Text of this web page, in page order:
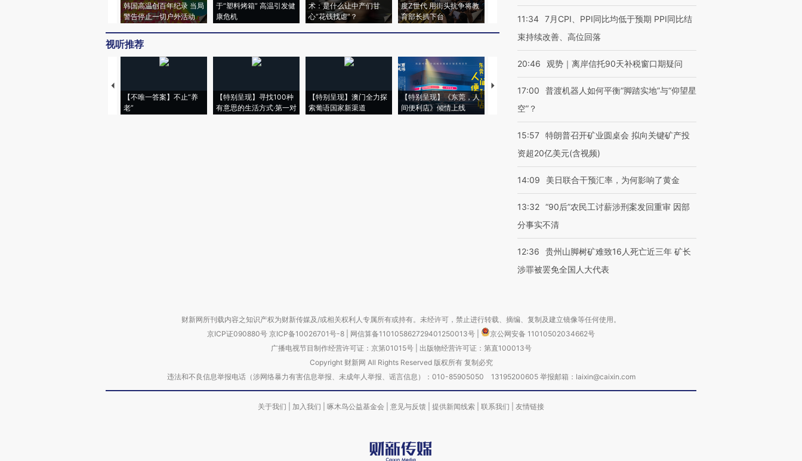
韩国高温创百年纪录 当局
警告停止一切户外活动
于“塑料烤箱” 高温引发健
康危机
术：是什么让中产们甘
心“花钱找虐”？
度Z世代 用街头抗争将教
育部长拱下台
机”？难民潮撕裂西班牙
飞地休达
128毫米 紧急转移近
4000人
雨 3小时累计雨量超80毫
米
视听推荐
【不唯一答案】不止“养
老”
【特别呈现】寻找100种
有意思的生活方式·第一对
【特别呈现】澳门全力探
索葡语国家新渠道
【特别呈现】《东莞，人
间便利店》倾情上线
【推广】走进第四届链博
会，让数智科技“链”接产
【特别呈现】寻找100种
【商旅对话】华住集团
CFO：不靠规模取胜，华
11:34 7月CPI、PPI同比均低于预期 PPI同比结
束持续改善、高位回落
20:46 观势｜离岸信托90天补税窗口期疑问
17:00
普渡机器人如何平衡“脚踏实地”与“仰望星
空”？
15:57 特朗普召开矿业圆桌会 拟向关键矿产投
资超20亿美元(含视频)
14:09 美日联合干预汇率，为何影响了黄金
13:32 “90后”农民工讨薪涉刑案发回重审 因部
分事实不清
12:36
贵州山脚树矿难致16人死亡近三年 矿长
涉罪被罢免全国人大代表
财新网所刊载内容之知识产权为财新传媒及/或相关权利人专属所有或持有。未经许可，禁止进行转载、摘编、复制及建立镜像等任何使用。
京ICP证090880号 京ICP备10026701号-8 网信算备110105862729401250013号
京公网安备 11010502034662号
广播电视节目制作经营许可证：京第01015号| 出版物经营许可证：第直100013号
Copyright 财新网 All Rights Reserved 版权所有 复制必究
违法和不良信息举报电话（涉网络暴力有害信息举报、未成年人举报、谣言信息）：010-85905050 13195200605 举报邮箱：laixin@caixin.com
关于我们 加入我们 啄木鸟公益基金会 意见与反馈 提供新闻线索 联系我们 友情链接